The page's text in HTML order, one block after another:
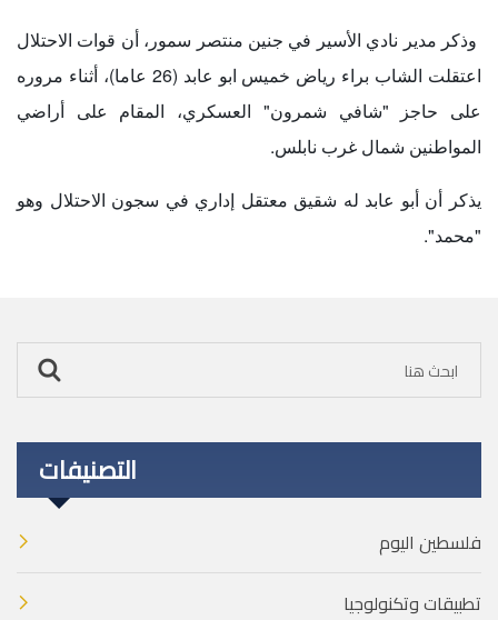
وذكر مدير نادي الأسير في جنين منتصر سمور، أن قوات الاحتلال
اعتقلت الشاب براء رياض خميس ابو عابد (26 عاما)، أثناء مروره
على حاجز "شافي شمرون" العسكري، المقام على أراضي
المواطنين شمال غرب نابلس.
يذكر أن أبو عابد له شقيق معتقل إداري في سجون الاحتلال وهو
"محمد".
التصنيفات
فلسطين اليوم
تطبيقات وتكنولوجيا